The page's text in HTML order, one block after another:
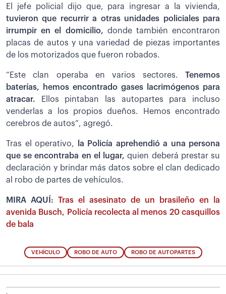
El jefe policial dijo que, para ingresar a la vivienda,
tuvieron que recurrir a otras unidades policiales para
irrumpir en el domicilio, donde también encontraron
placas de autos y una variedad de piezas importantes
de los motorizados que fueron robados.
“Este clan operaba en varios sectores. Tenemos
baterías, hemos encontrado gases lacrimógenos para
atracar.
Ellos pintaban las autopartes para incluso
venderlas a los propios dueños. Hemos encontrado
cerebros de autos”, agregó.
Tras el operativo, la Policía aprehendió a una persona
que se encontraba en el lugar,quien deberá prestar su
declaración y brindar más datos sobre el clan dedicado
al robo de partes de vehículos.
MIRA AQUÍ: Tras el asesinato de un brasileño en la
avenida Busch, Policía recolecta al menos 20 casquillos
de bala
VEHÍCULO ROBO DE AUTO ROBO DE AUTOPARTES